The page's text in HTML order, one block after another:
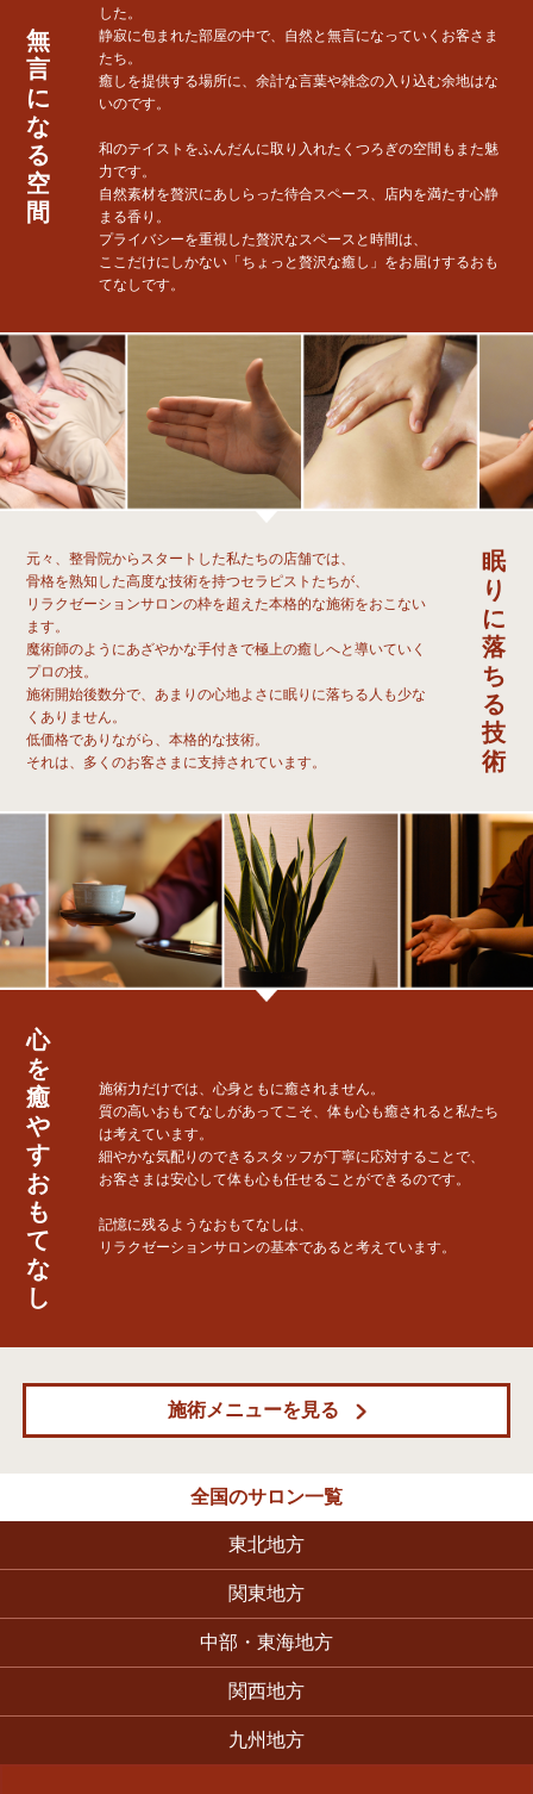
無
言
に
な
る
空
間
した。
静寂に包まれた部屋の中で、自然と無言になっていくお客さま
たち。
癒しを提供する場所に、余計な言葉や雑念の入り込む余地はな
いのです。
和のテイストをふんだんに取り入れたくつろぎの空間もまた魅
力です。
自然素材を贅沢にあしらった待合スペース、店内を満たす心静
まる香り。
プライバシーを重視した贅沢なスペースと時間は、
ここだけにしかない「ちょっと贅沢な癒し」をお届けするおも
てなしです。
元々、整骨院からスタートした私たちの店舗では、
骨格を熟知した高度な技術を持つセラピストたちが、
リラクゼーションサロンの枠を超えた本格的な施術をおこない
ます。
魔術師のようにあざやかな手付きで極上の癒しへと導いていく
プロの技。
施術開始後数分で、あまりの心地よさに眠りに落ちる人も少な
くありません。
低価格でありながら、本格的な技術。
それは、多くのお客さまに支持されています。
眠
り
に
落
ち
る
技
術
心
を
癒
や
す
お
も
て
な
し
施術力だけでは、心身ともに癒されません。
質の高いおもてなしがあってこそ、体も心も癒されると私たち
は考えています。
細やかな気配りのできるスタッフが丁寧に応対することで、
お客さまは安心して体も心も任せることができるのです。
記憶に残るようなおもてなしは、
リラクゼーションサロンの基本であると考えています。
施術メニューを見る
全国のサロン一覧
東北地方
名取店
関東地方
多摩ニュータウン通り店
久喜店
越谷駅前店
板橋西台店
大塚駅北口店
新高円寺店
吉祥寺サンロード店
新宿御苑店
春日部店
新百合ヶ丘マプレ店
中部・東海地方
豊明前後店
岡崎店
富山 山室店
江南店
関西地方
八尾外環状店
東生駒店
上新庄店
橿原新ノ口店
新大宮店
西淀川 野里店
京都山科店
神戸西店
南草津店
九州地方
博多 板付店
大分 佐伯店
福岡 和白店
久留米 小森野店
MUU おおいたシティスパてんくう店